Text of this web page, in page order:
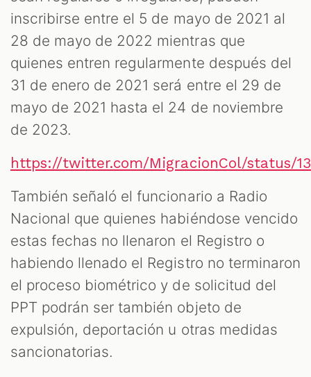
inscribirse entre el 5 de mayo de 2021 al
28 de mayo de 2022 mientras que
quienes entren regularmente después del
31 de enero de 2021 será entre el 29 de
mayo de 2021 hasta el 24 de noviembre
de 2023.
https://twitter.com/MigracionCol/status/
También señaló el funcionario a Radio
Nacional que quienes habiéndose vencido
estas fechas no llenaron el Registro o
habiendo llenado el Registro no terminaron
el proceso biométrico y de solicitud del
PPT podrán ser también objeto de
expulsión, deportación u otras medidas
sancionatorias.